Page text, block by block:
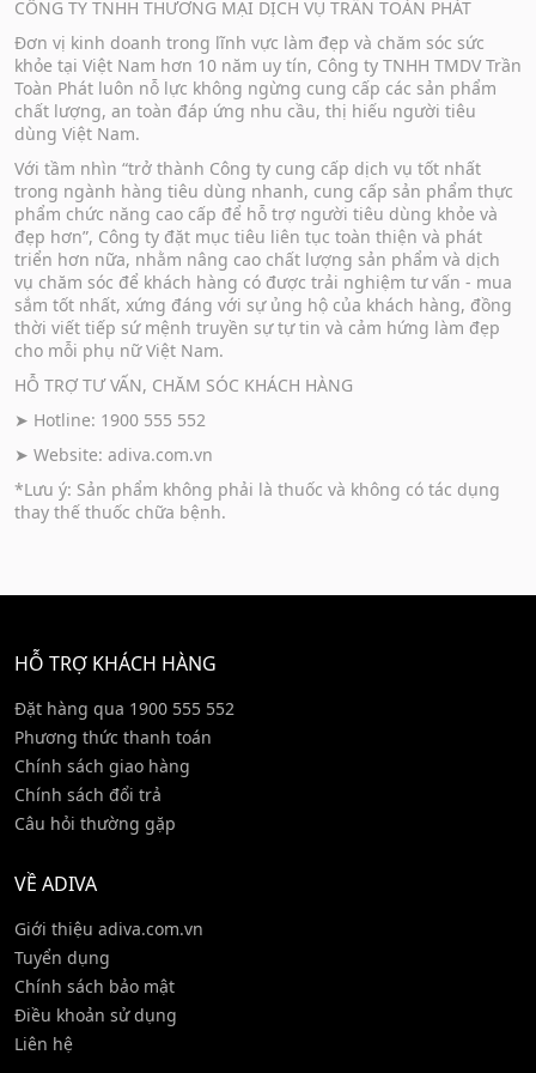
30nm, giúp dễ dàng thẩm thấu vào dạ dày.
2. MÀNG BAO MICELL bảo vệ các phân tử Curcumin
không bị đào thải bởi dịch vị dạ dày và chuyển hóa
tại gan, tăng cường hiệu quả dược tính Curcumin.
3. TINH CHẤT DẠNG LỎNG CÔ ĐẶC, 1 viên Nghệ
Micell Adiva tương đương với 5,5 Kg Nghệ tươi.
4. Vỏ viên nang chiết xuất từ thực vật, tăng khả
năng HẤP THỤ GẤP 185 LẦN tinh nghệ thông
thường, hiệu quả kéo dài 24H
THÀNH PHẦN SẢN PHẨM:
Curcuminoid 43mg, Polyoxyetylen 80 (E433),
hydroxypropyl methyl cellulose (E464)
CÔNG DỤNG SẢN PHẨM:
* Ngăn ngừa những cơn đau dạ dày tái phát do ăn
uống, bia rượu
* Giúp bảo vệ hệ tiêu hóa đường ruột
HƯỚNG DẪN SỬ DỤNG SẢN PHẨM:
phút hoặc sau khi ăn 1 giờ.
QUY CÁCH ĐÓNG GÓI:
*30 viên/hộp
CÔNG TY TNHH THƯƠNG MẠI DỊCH VỤ TRẦN TOÀN PHÁT
Đơn vị kinh doanh trong lĩnh vực làm đẹp và chăm sóc sức
khỏe tại Việt Nam hơn 10 năm uy tín, Công ty TNHH TMDV Trần
Toàn Phát luôn nỗ lực không ngừng cung cấp các sản phẩm
chất lượng, an toàn đáp ứng nhu cầu, thị hiếu người tiêu
dùng Việt Nam.
Với tầm nhìn “trở thành Công ty cung cấp dịch vụ tốt nhất
trong ngành hàng tiêu dùng nhanh, cung cấp sản phẩm thực
phẩm chức năng cao cấp để hỗ trợ người tiêu dùng khỏe và
đẹp hơn”, Công ty đặt mục tiêu liên tục toàn thiện và phát
triển hơn nữa, nhằm nâng cao chất lượng sản phẩm và dịch
vụ chăm sóc để khách hàng có được trải nghiệm tư vấn - mua
sắm tốt nhất, xứng đáng với sự ủng hộ của khách hàng, đồng
thời viết tiếp sứ mệnh truyền sự tự tin và cảm hứng làm đẹp
cho mỗi phụ nữ Việt Nam.
HỖ TRỢ TƯ VẤN, CHĂM SÓC KHÁCH HÀNG
➤ Hotline: 1900 555 552
➤ Website: adiva.com.vn
*Lưu ý: Sản phẩm không phải là thuốc và không có tác dụng
thay thế thuốc chữa bệnh.
HỖ TRỢ KHÁCH HÀNG
Đặt hàng qua 1900 555 552
Phương thức thanh toán
Chính sách giao hàng
Chính sách đổi trả
Câu hỏi thường gặp
VỀ ADIVA
Giới thiệu adiva.com.vn
Tuyển dụng
Chính sách bảo mật
Điều khoản sử dụng
Liên hệ